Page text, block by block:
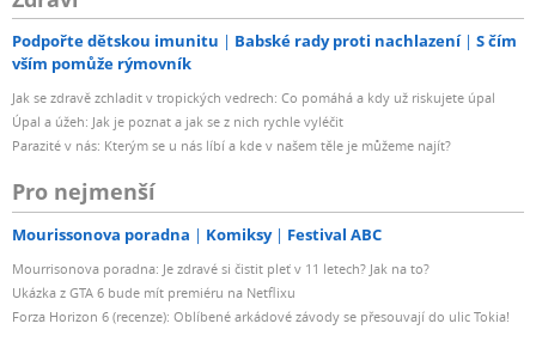
Podpořte dětskou imunitu Babské rady proti nachlazení
S čím
vším pomůže rýmovník
Jak se zdravě zchladit v tropických vedrech: Co pomáhá a kdy už riskujete úpal
Úpal a úžeh: Jak je poznat a jak se z nich rychle vyléčit
Parazité v nás: Kterým se u nás líbí a kde v našem těle je můžeme najít?
Pro nejmenší
Mourissonova poradna Komiksy Festival ABC
Mourrisonova poradna: Je zdravé si čistit pleť v 11 letech? Jak na to?
Ukázka z GTA 6 bude mít premiéru na Netflixu
Forza Horizon 6 (recenze): Oblíbené arkádové závody se přesouvají do ulic Tokia!